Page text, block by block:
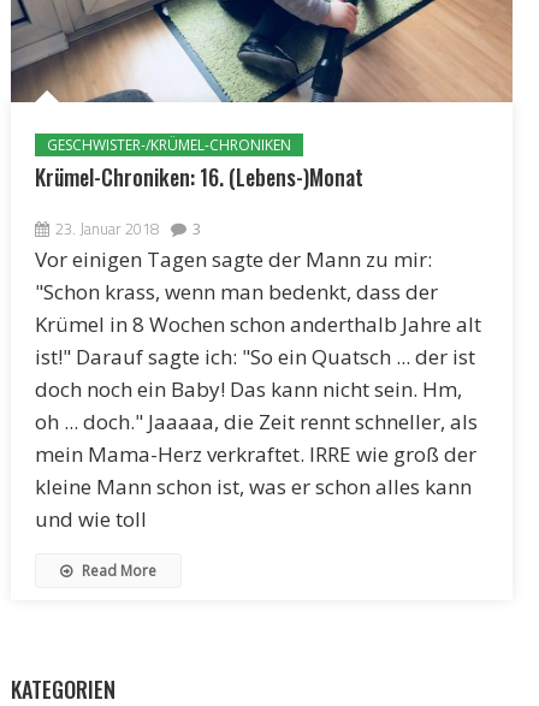
GESCHWISTER-/KRÜMEL-CHRONIKEN
Krümel-Chroniken: 16. (Lebens-)Monat
23. Januar 2018 3
Vor einigen Tagen sagte der Mann zu mir:
"Schon krass, wenn man bedenkt, dass der
Krümel in 8 Wochen schon anderthalb Jahre alt
ist!" Darauf sagte ich: "So ein Quatsch ... der ist
doch noch ein Baby! Das kann nicht sein. Hm,
oh ... doch." Jaaaaa, die Zeit rennt schneller, als
mein Mama-Herz verkraftet. IRRE wie groß der
kleine Mann schon ist, was er schon alles kann
und wie toll
Read More
KATEGORIEN